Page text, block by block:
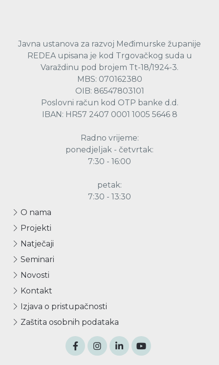
Javna ustanova za razvoj Međimurske županije
REDEA upisana je kod Trgovačkog suda u
Varaždinu pod brojem Tt-18/1924-3.
MBS: 070162380
OIB: 86547803101
Poslovni račun kod OTP banke d.d.
IBAN: HR57 2407 0001 1005 5646 8
Radno vrijeme:
ponedjeljak - četvrtak:
7:30 - 16:00
petak:
7:30 - 13:30
O nama
Projekti
Natječaji
Seminari
Novosti
Kontakt
Izjava o pristupačnosti
Zaštita osobnih podataka